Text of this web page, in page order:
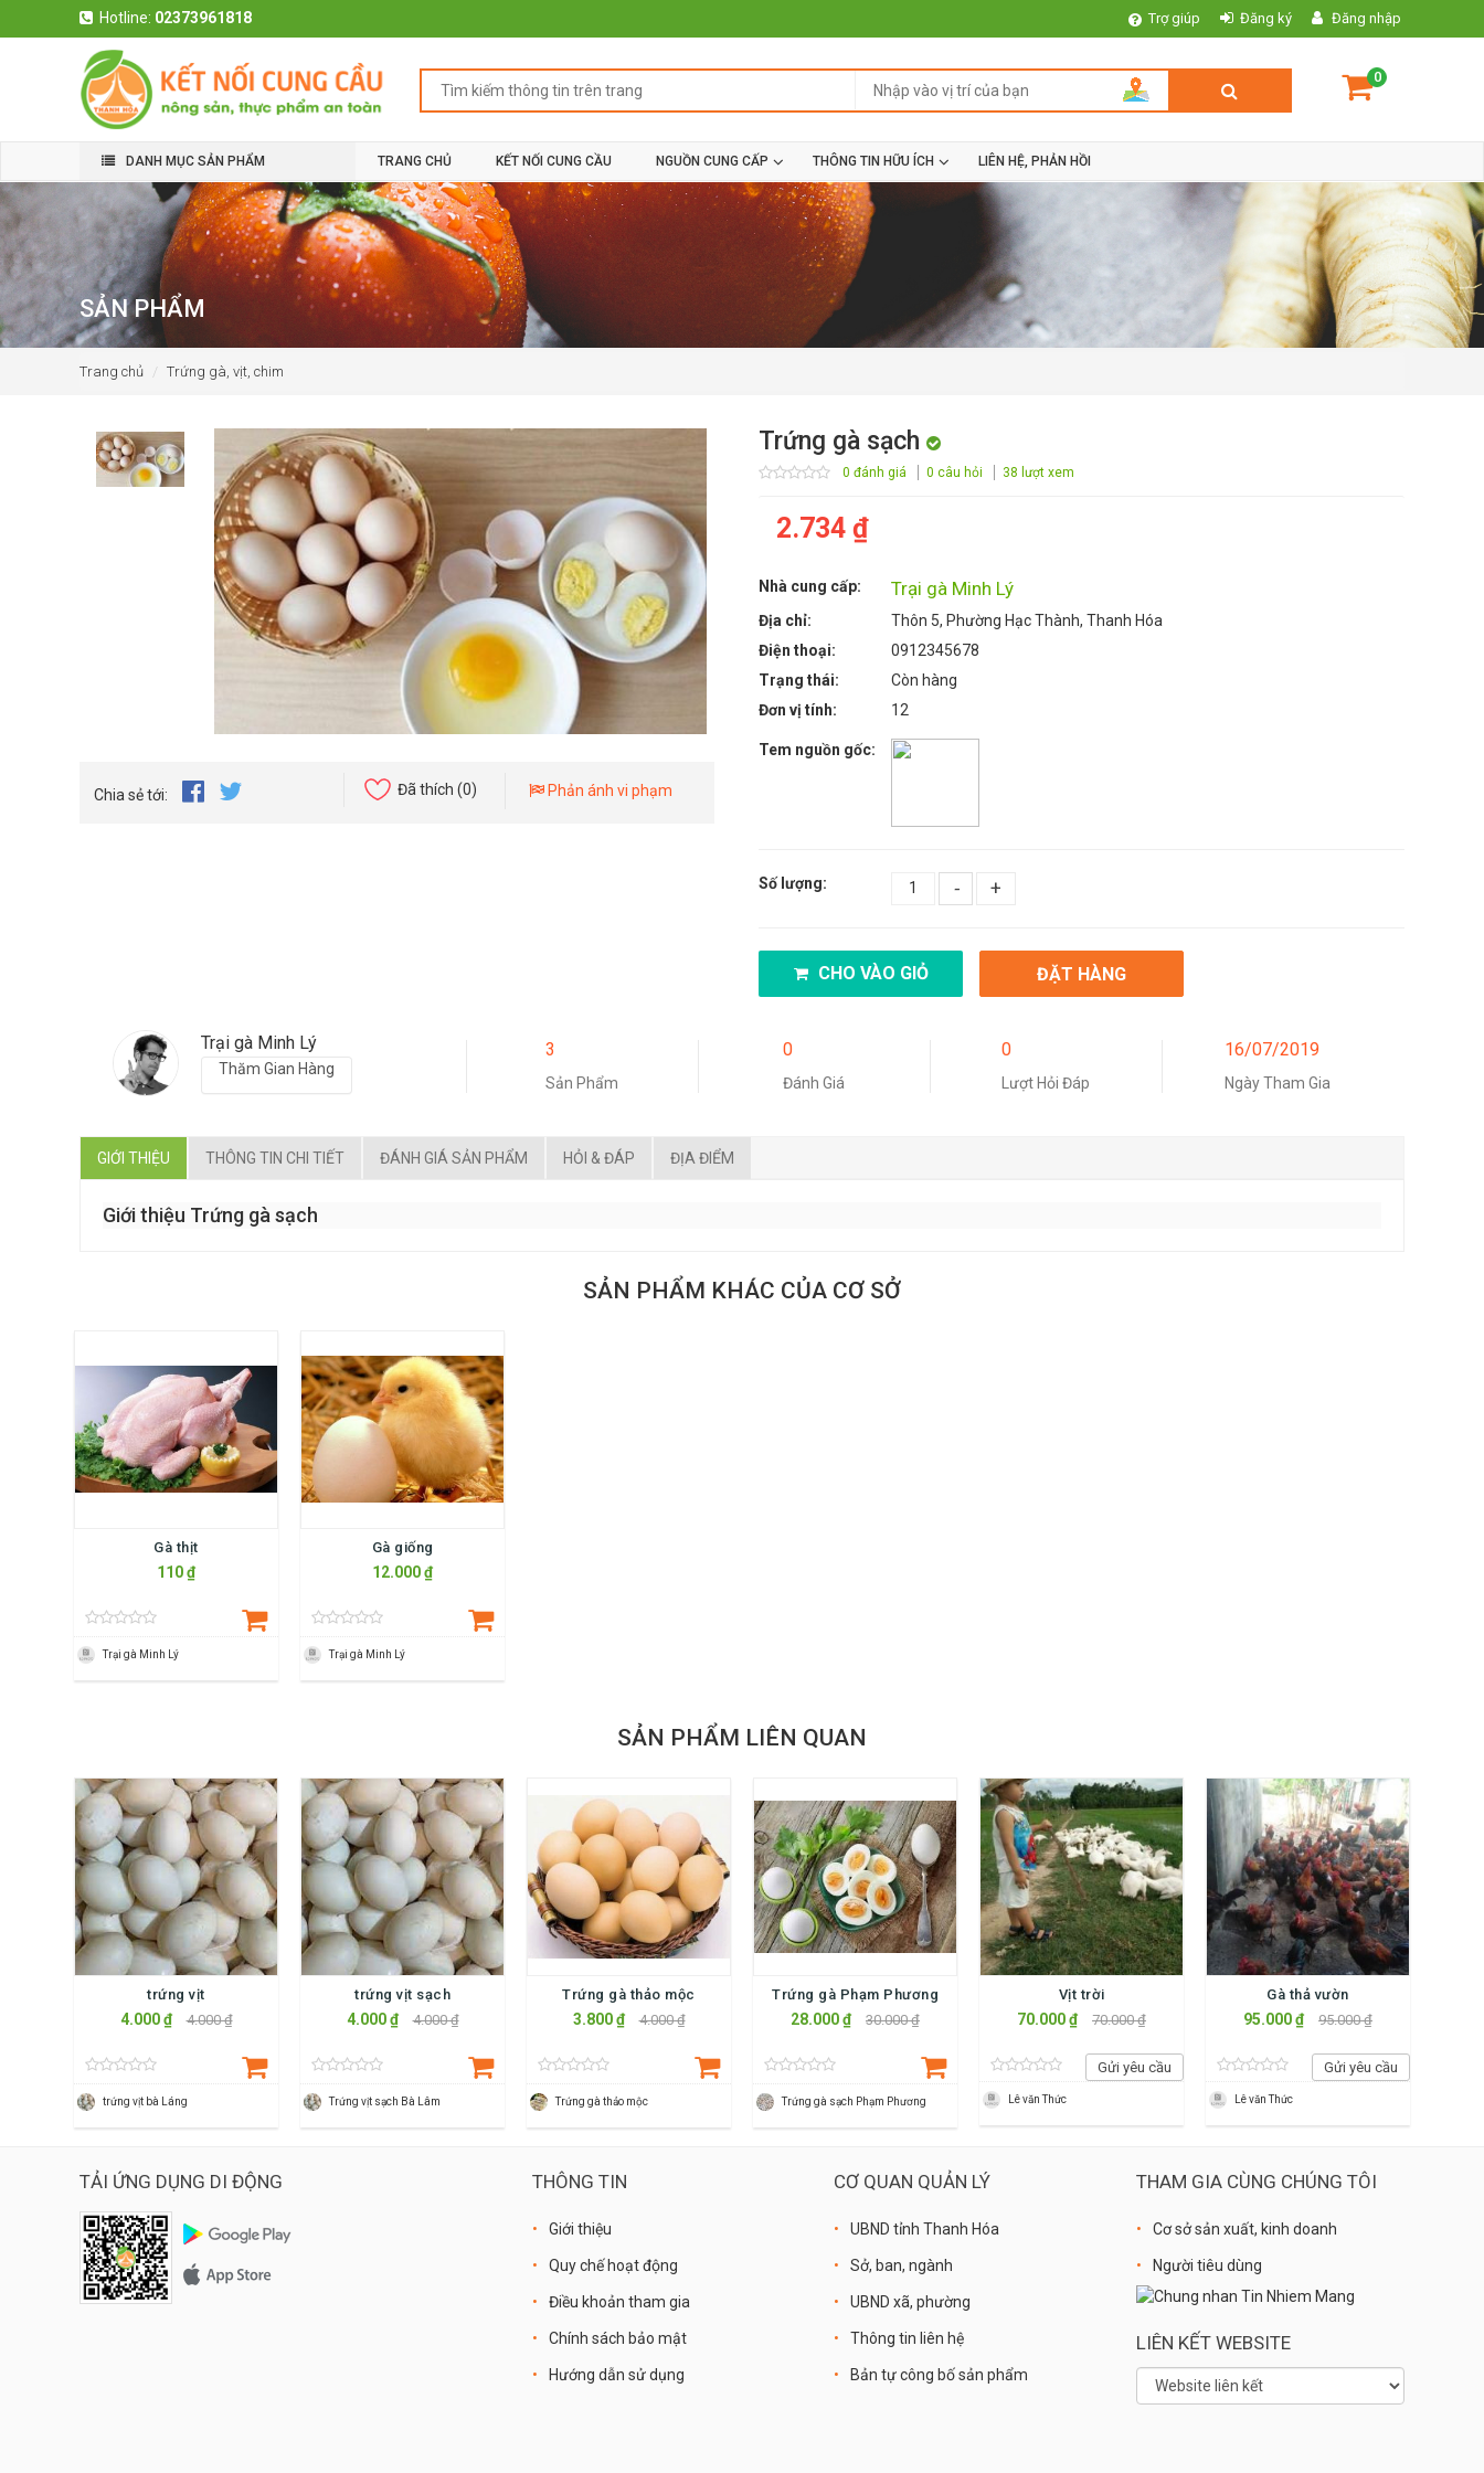
Hotline: 02373961818 Trợ giúp Đăng ký Đăng nhập
0
DANH MỤC SẢN PHẨM TRANG CHỦ KẾT NỐI CUNG CẦU NGUỒN CUNG CẤP THÔNG TIN HỮU ÍCH LIÊN HỆ, PHẢN HỒI
SẢN PHẨM
Trang chủ Trứng gà, vịt, chim
Chia sẻ tới: Đã thích (0) Phản ánh vi phạm
Trứng gà sạch
0 đánh giá 0 câu hỏi 38 lượt xem
2.734 ₫
Nhà cung cấp: Trại gà Minh Lý
Địa chỉ:
Thôn 5, Phường Hạc Thành, Thanh Hóa
Điện thoại:
0912345678
Trạng thái:
Còn hàng
Đơn vị tính:
12
Tem nguồn gốc:
Số lượng: - +
CHO VÀO GIỎ ĐẶT HÀNG
Trại gà Minh Lý
Thăm Gian Hàng
3
Sản Phẩm
0
Đánh Giá
0
Lượt Hỏi Đáp
16/07/2019
Ngày Tham Gia
GIỚI THIỆU THÔNG TIN CHI TIẾT ĐÁNH GIÁ SẢN PHẨM HỎI & ĐÁP ĐỊA ĐIỂM
Giới thiệu Trứng gà sạch
SẢN PHẨM KHÁC CỦA CƠ SỞ
Gà thịt
110 ₫
Trại gà Minh Lý
Gà giống
12.000 ₫
Trại gà Minh Lý
SẢN PHẨM LIÊN QUAN
trứng vịt
4.000 ₫ 4.000 ₫
trứng vịt bà Láng
trứng vịt sạch
4.000 ₫ 4.000 ₫
Trứng vịt sạch Bà Lâm
Trứng gà thảo mộc
3.800 ₫ 4.000 ₫
Trứng gà thảo mộc
Trứng gà Phạm Phương
28.000 ₫ 30.000 ₫
Trứng gà sạch Phạm Phương
Vịt trời
70.000 ₫ 70.000 ₫
Gửi yêu cầu
Lê văn Thức
Gà thả vườn
95.000 ₫ 95.000 ₫
Gửi yêu cầu
Lê văn Thức
TẢI ỨNG DỤNG DI ĐỘNG THÔNG TIN
Giới thiệu
Quy chế hoạt động
Điều khoản tham gia
Chính sách bảo mật
Hướng dẫn sử dụng
CƠ QUAN QUẢN LÝ
UBND tỉnh Thanh Hóa
Sở, ban, ngành
UBND xã, phường
Thông tin liên hệ
Bản tự công bố sản phẩm
THAM GIA CÙNG CHÚNG TÔI
Cơ sở sản xuất, kinh doanh
Người tiêu dùng
LIÊN KẾT WEBSITE